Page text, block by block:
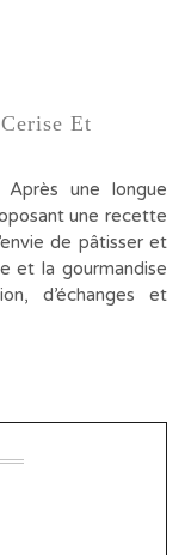
Et
une longue
une recette
de pâtisser et
et la gourmandise
d’échanges et